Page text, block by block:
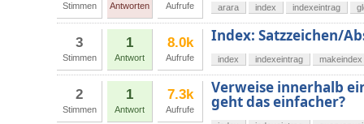
Stimmen Antworten Aufrufe arara index indexeintrag
3
Stimmen
1
Antwort
8.0k
Aufrufe
Index: Satzzeichen/
index indexeintrag makeindex
2
Stimmen
1
Antwort
7.3k
Aufrufe
Verweise innerhalb
geht das einfacher?